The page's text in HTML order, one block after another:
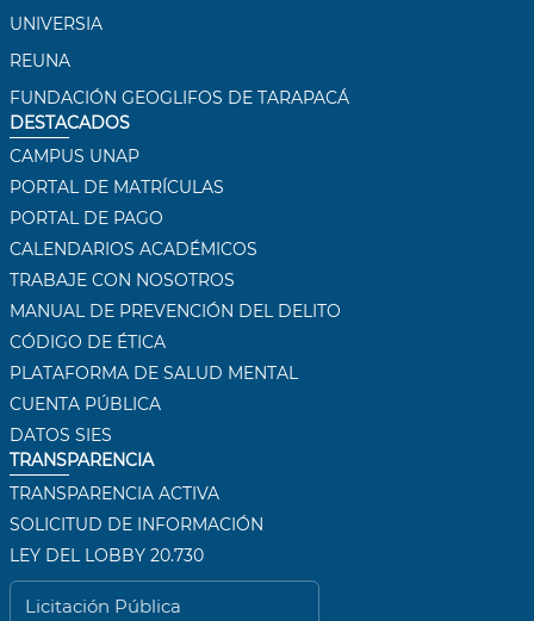
UNIVERSIA
REUNA
FUNDACIÓN GEOGLIFOS DE TARAPACÁ
DESTACADOS
CAMPUS UNAP
PORTAL DE MATRÍCULAS
PORTAL DE PAGO
CALENDARIOS ACADÉMICOS
TRABAJE CON NOSOTROS
MANUAL DE PREVENCIÓN DEL DELITO
CÓDIGO DE ÉTICA
PLATAFORMA DE SALUD MENTAL
CUENTA PÚBLICA
DATOS SIES
TRANSPARENCIA
TRANSPARENCIA ACTIVA
SOLICITUD DE INFORMACIÓN
LEY DEL LOBBY 20.730
Licitación Pública